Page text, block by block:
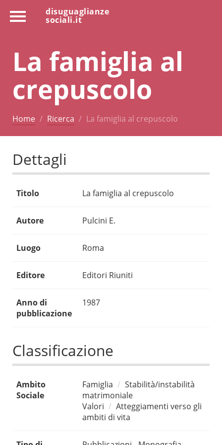
disuguaglianze
sociali.it
La famiglia al
crepuscolo
Home Ricerca La famiglia al crepuscolo
Dettagli
Titolo La famiglia al crepuscolo
Autore Pulcini E.
Luogo Roma
Editore Editori Riuniti
Anno di
pubblicazione
1987
Classificazione
Ambito
Sociale
Famiglia
Stabilità/instabilità
matrimoniale
Valori
Atteggiamenti verso gli
ambiti di vita